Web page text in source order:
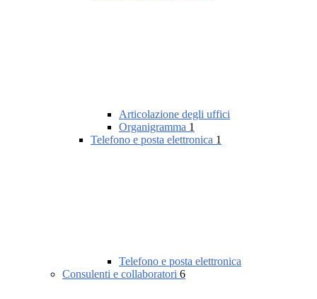
Articolazione degli uffici
Organigramma 1
Telefono e posta elettronica 1
Telefono e posta elettronica
Consulenti e collaboratori 6